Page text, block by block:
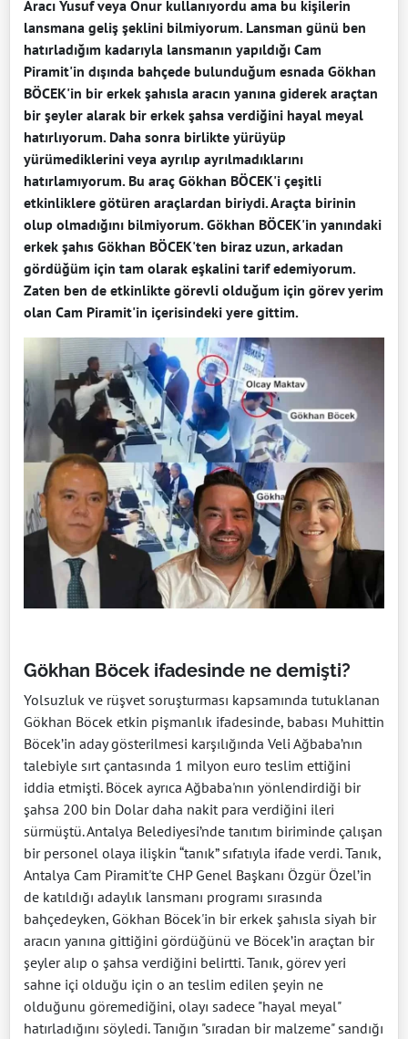
Aracı Yusuf veya Onur kullanıyordu ama bu kişilerin
lansmana geliş şeklini bilmiyorum. Lansman günü ben
hatırladığım kadarıyla lansmanın yapıldığı Cam
Piramit'in dışında bahçede bulunduğum esnada Gökhan
BÖCEK'in bir erkek şahısla aracın yanına giderek araçtan
bir şeyler alarak bir erkek şahsa verdiğini hayal meyal
hatırlıyorum. Daha sonra birlikte yürüyüp
yürümediklerini veya ayrılıp ayrılmadıklarını
hatırlamıyorum. Bu araç Gökhan BÖCEK'i çeşitli
etkinliklere götüren araçlardan biriydi. Araçta birinin
olup olmadığını bilmiyorum. Gökhan BÖCEK'in yanındaki
erkek şahıs Gökhan BÖCEK'ten biraz uzun, arkadan
gördüğüm için tam olarak eşkalini tarif edemiyorum.
Zaten ben de etkinlikte görevli olduğum için görev yerim
olan Cam Piramit'in içerisindeki yere gittim.
Gökhan Böcek ifadesinde ne demişti?
Yolsuzluk ve rüşvet soruşturması kapsamında tutuklanan
Gökhan Böcek etkin pişmanlık ifadesinde, babası Muhittin
Böcek’in aday gösterilmesi karşılığında Veli Ağbaba’nın
talebiyle sırt çantasında 1 milyon euro teslim ettiğini
iddia etmişti. Böcek ayrıca Ağbaba'nın yönlendirdiği bir
şahsa 200 bin Dolar daha nakit para verdiğini ileri
sürmüştü. Antalya Belediyesi’nde tanıtım biriminde çalışan
bir personel olaya ilişkin “tanık” sıfatıyla ifade verdi. Tanık,
Antalya Cam Piramit'te CHP Genel Başkanı Özgür Özel’in
de katıldığı adaylık lansmanı programı sırasında
bahçedeyken, Gökhan Böcek'in bir erkek şahısla siyah bir
aracın yanına gittiğini gördüğünü ve Böcek’in araçtan bir
şeyler alıp o şahsa verdiğini belirtti. Tanık, görev yeri
sahne içi olduğu için o an teslim edilen şeyin ne
olduğunu göremediğini, olayı sadece "hayal meyal"
hatırladığını söyledi. Tanığın "sıradan bir malzeme" sandığı